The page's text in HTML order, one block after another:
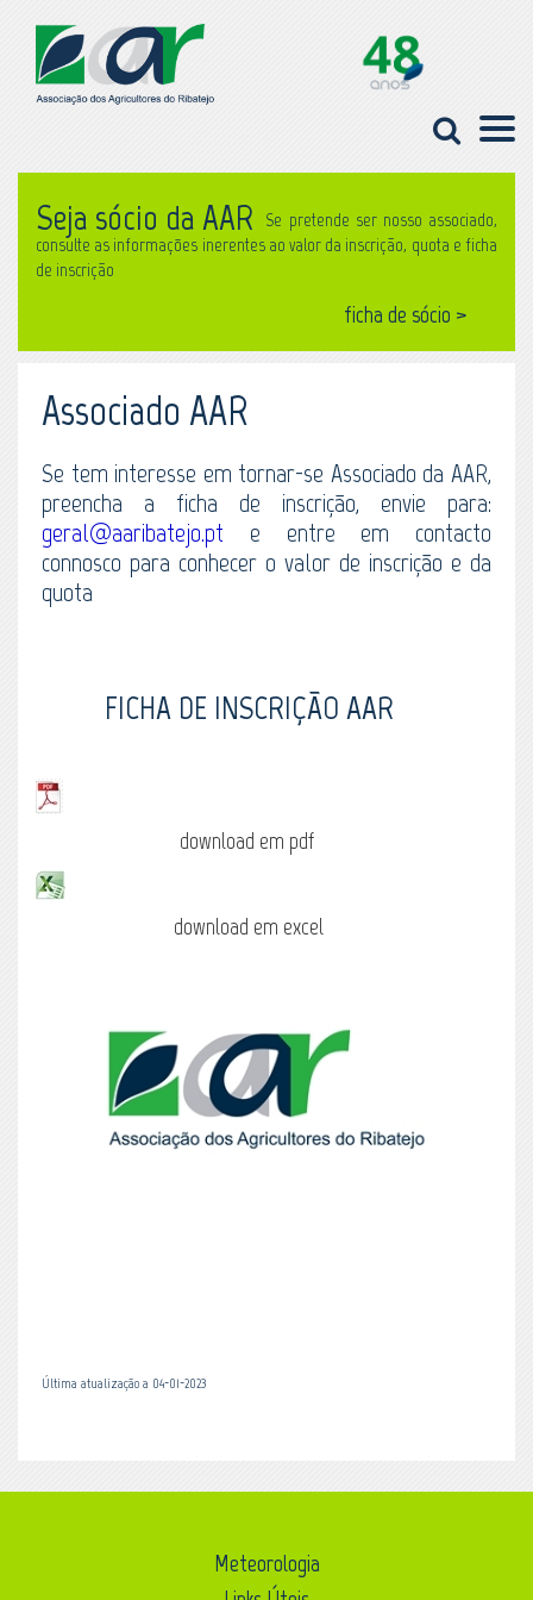
Associado AAR
Se tem interesse em tornar-se Associado da AAR,
preencha a ficha de inscrição, envie para:
geral@aaribatejo.pt e entre em contacto
connosco para conhecer o valor de inscrição e da
quota
FICHA DE INSCRIÇÃO AAR
download em pdf
download em excel
Última atualização a 04-01-2023
Seja sócio da AAR Se pretende ser nosso associado,
consulte as informações inerentes ao valor da inscrição, quota e ficha
de inscrição
ficha de sócio >
Meteorologia